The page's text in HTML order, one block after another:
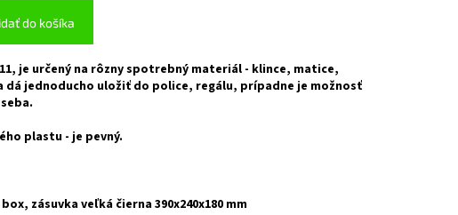
do košíka
je určený na rôzny spotrebný materiál - klince, matice,
dá jednoducho uložiť do police, regálu, prípadne je možnosť
plastu - je pevný.
zásuvka veľká čierna 390x240x180 mm